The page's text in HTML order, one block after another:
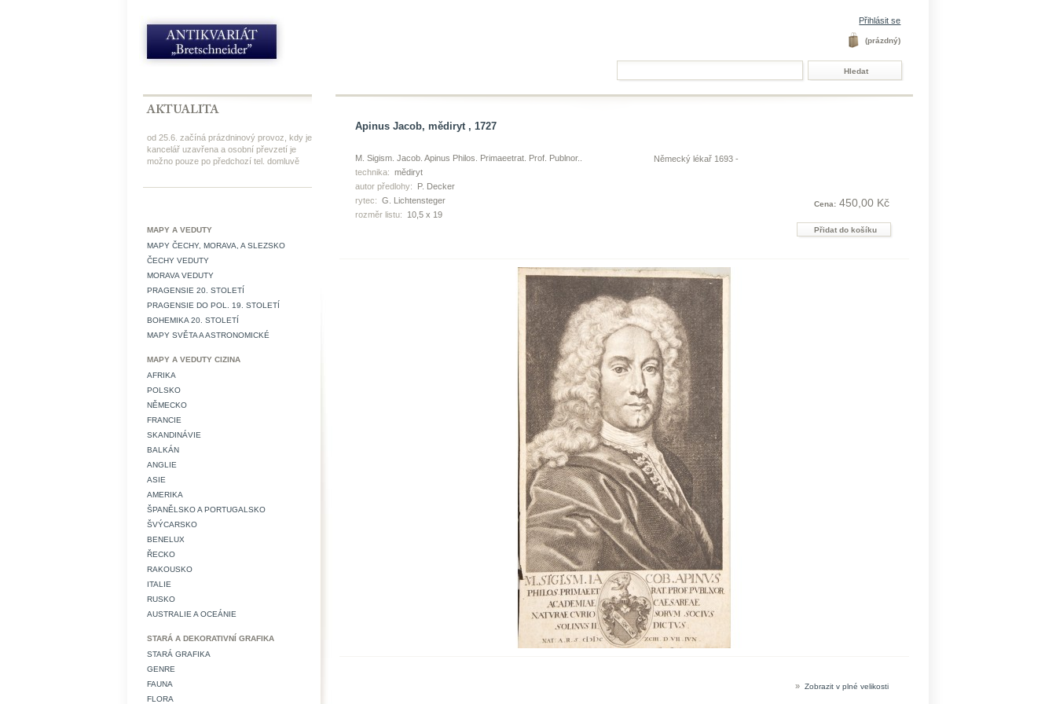
Přihlásit se
(prázdný)
od 25.6. začíná prázdninový provoz, kdy je
kancelář uzavřena a osobní převzetí je
možno pouze po předchozí tel. domluvě
MAPY A VEDUTY
MAPY ČECHY, MORAVA, A SLEZSKO
ČECHY VEDUTY
MORAVA VEDUTY
PRAGENSIE 20. STOLETÍ
PRAGENSIE DO POL. 19. STOLETÍ
BOHEMIKA 20. STOLETÍ
MAPY SVĚTA A ASTRONOMICKÉ
MAPY A VEDUTY CIZINA
AFRIKA
POLSKO
NĚMECKO
FRANCIE
SKANDINÁVIE
BALKÁN
ANGLIE
ASIE
AMERIKA
ŠPANĚLSKO A PORTUGALSKO
ŠVÝCARSKO
BENELUX
ŘECKO
RAKOUSKO
ITALIE
RUSKO
AUSTRALIE A OCEÁNIE
STARÁ A DEKORATIVNÍ GRAFIKA
STARÁ GRAFIKA
GENRE
FAUNA
FLORA
Apinus Jacob, mědiryt , 1727
M. Sigism. Jacob. Apinus Philos. Primaeetrat. Prof. Publnor..
technika: mědiryt
autor předlohy:
P. Decker
rytec: G. Lichtensteger
rozměr listu:
10,5 x 19
Německý lékař 1693 -
Cena: 450,00 Kč
» Zobrazit v plné velikosti